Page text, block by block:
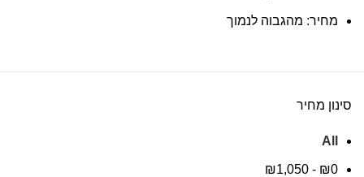
מחיר: מהגבוה לנמוך
סינון מחיר
All
₪0
-
₪1,050